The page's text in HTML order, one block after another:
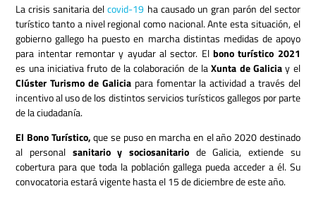
La crisis sanitaria delcovid-19 ha causado un gran parón del sector
turístico tanto a nivel regional como nacional. Ante esta situación, el
gobierno gallego ha puesto en marcha distintas medidas de apoyo
para intentar remontar y ayudar al sector. El bono turístico 2021
es una iniciativa fruto de la colaboración de laXunta de Galiciay el
Clúster Turismo de Galiciapara fomentar la actividad a través del
incentivo al uso de los distintos servicios turísticos gallegos por parte
de la ciudadanía.
El Bono Turístico,que se puso en marcha en el año 2020 destinado
al personal sanitario y sociosanitario de Galicia, extiende su
cobertura para que toda la población gallega pueda acceder a él. Su
convocatoria estará vigente hasta el 15 de diciembre de este año.